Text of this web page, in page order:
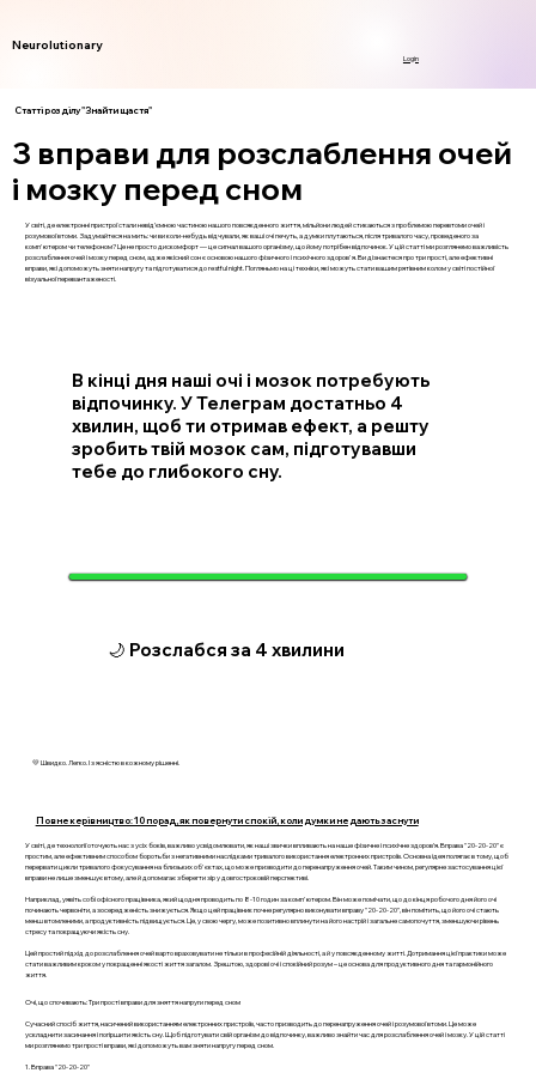
Neurolutionary
Login
Статті розділу "Знайти щастя"
3 вправи для розслаблення очей
і мозку перед сном
У світі, де електронні пристрої стали невід’ємною частиною нашого повсякденного життя, мільйони людей стикаються з проблемою перевтоми очей і
розумової втоми. Задумайтеся на мить: чи ви коли-небудь відчували, як ваші очі печуть, а думки плутаються, після тривалого часу, проведеного за
комп'ютером чи телефоном? Це не просто дискомфорт — це сигнал вашого організму, що йому потрібен відпочинок. У цій статті ми розглянемо важливість
розслаблення очей і мозку перед сном, адже якісний сон є основою нашого фізичного і психічного здоров'я. Ви дізнаєтеся про три прості, але ефективні
вправи, які допоможуть зняти напругу та підготуватися до restful night. Погляньмо на ці техніки, які можуть стати вашим рятівним колом у світі постійної
візуальної перевантаженості.
В кінці дня наші очі і мозок потребують
відпочинку. У Телеграм достатньо 4
хвилин, щоб ти отримав ефект, а решту
зробить твій мозок сам, підготувавши
тебе до глибокого сну.
🌙 Розслабся за 4 хвилини
💛 Швидко. Легко. І з ясністю в кожному рішенні.
Повне керівництво: 10 порад, як повернути спокій, коли думки не дають заснути
У світі, де технології оточують нас з усіх боків, важливо усвідомлювати, як наші звички впливають на наше фізичне і психічне здоров’я. Вправа "20-20-20" є
простим, але ефективним способом боротьби з негативними наслідками тривалого використання електронних пристроїв. Основна ідея полягає в тому, щоб
перервати цикли тривалого фокусування на близьких об'єктах, що може призводити до перенапруження очей. Таким чином, регулярне застосування цієї
вправи не лише зменшує втому, але й допомагає зберегти зір у довгостроковій перспективі.
Наприклад, уявіть собі офісного працівника, який щодня проводить по 8-10 годин за комп'ютером. Він може помічати, що до кінця робочого дня його очі
починають червоніти, а зосередженість знижується. Якщо цей працівник почне регулярно виконувати вправу "20-20-20", він помітить, що його очі стають
менш втомленими, а продуктивність підвищується. Це, у свою чергу, може позитивно вплинути на його настрій і загальне самопочуття, зменшуючи рівень
стресу та покращуючи якість сну.
Цей простий підхід до розслаблення очей варто враховувати не тільки в професійній діяльності, а й у повсякденному житті. Дотримання цієї практики може
стати важливим кроком у покращенні якості життя загалом. Зрештою, здорові очі і спокійний розум – це основа для продуктивного дня та гармонійного
життя.
Очі, що спочивають: Три прості вправи для зняття напруги перед сном
Сучасний спосіб життя, насичений використанням електронних пристроїв, часто призводить до перенапруження очей і розумової втоми. Це може
ускладнити засинання і погіршити якість сну. Щоб підготувати свій організм до відпочинку, важливо знайти час для розслаблення очей і мозку. У цій статті
ми розглянемо три прості вправи, які допоможуть вам зняти напругу перед сном.
1. Вправа "20-20-20"